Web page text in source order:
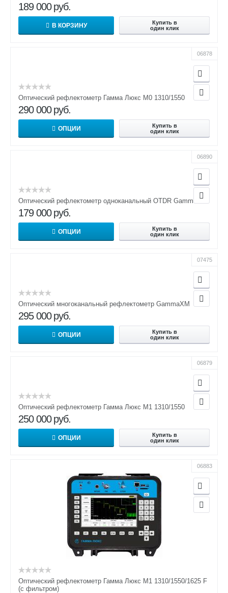
189 000 руб.
В КОРЗИНУ
Купить в
один клик
06878
Оптический рефлектометр Гамма Люкс M0 1310/1550
290 000 руб.
ОПЦИИ
Купить в
один клик
06890
Оптический рефлектометр одноканальный OTDR GammaRM
179 000 руб.
ОПЦИИ
Купить в
один клик
07475
Оптический многоканальный рефлектометр GammaXM
295 000 руб.
ОПЦИИ
Купить в
один клик
06879
Оптический рефлектометр Гамма Люкс M1 1310/1550
250 000 руб.
ОПЦИИ
Купить в
один клик
06883
Оптический рефлектометр Гамма Люкс M1 1310/1550/1625 F
(с фильтром)